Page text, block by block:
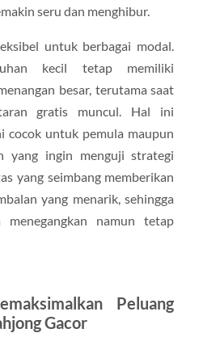
seru dan menghibur.
untuk berbagai modal.
kecil tetap memiliki
besar, terutama saat
gratis muncul. Hal ini
cocok untuk pemula maupun
yang ingin menguji strategi
yang seimbang memberikan
yang menarik, sehingga
namun tetap
Peluang
Gacor